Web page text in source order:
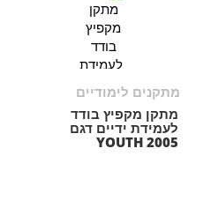
מתקנים לימודיים
מתקן מקפיץ בודד
לעמידת ידיים דגם
YOUTH 2005